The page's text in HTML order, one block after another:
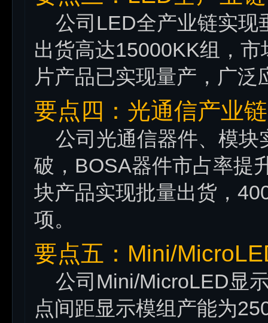
公司LED全产业链实现
出货高达15000KK组，
片产品已实现量产，广泛
要点四：光通信产业链
公司光通信器件、模块
破，BOSA器件市占率提
块产品实现批量出货，
项。
要点五：Mini/
公司Mini/MicroLED显
点间距显示模组产能为